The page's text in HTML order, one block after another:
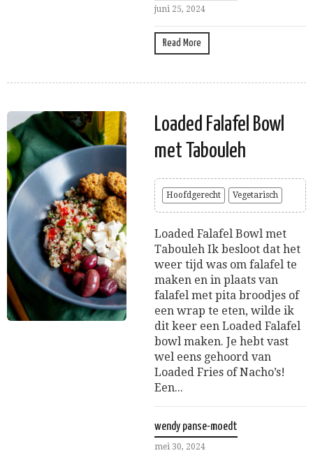
juni 25, 2024
Read More
Loaded Falafel Bowl
met Tabouleh
Hoofdgerecht Vegetarisch
Loaded Falafel Bowl met
Tabouleh Ik besloot dat het
weer tijd was om falafel te
maken en in plaats van
falafel met pita broodjes of
een wrap te eten, wilde ik
dit keer een Loaded Falafel
bowl maken. Je hebt vast
wel eens gehoord van
Loaded Fries of Nacho’s!
Een...
wendy panse-moedt
mei 30, 2024